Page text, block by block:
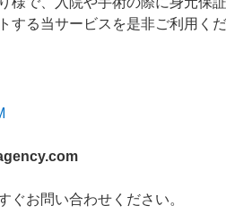
する当サービスを是非ご利用く
ぐお問い合わせください。